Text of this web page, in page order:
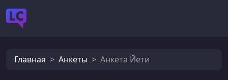
Главная Анкеты Анкета Йети